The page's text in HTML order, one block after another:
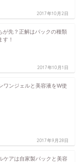
2017年10月2日
が先？正解はパックの種類
す！
2017年10月1日
ワンジェルと美容液をW使
2017年9月28日
ケアは自家製パックと美容